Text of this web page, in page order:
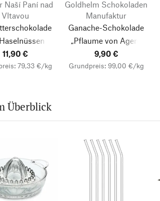
Naší Paní nad
Vltavou
11,90 €
79,33 €/kg
Goldhelm Schokoladen
Manufaktur
Ganache-Schokolade
„Pflaume von Agen“
9,90 €
Grundpreis: 99,00 €/kg
Überblick